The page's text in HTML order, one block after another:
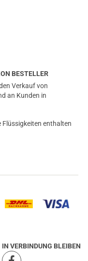
BESTELLER
Verkauf von
an Kunden in
enthalten
IN VERBINDUNG BLEIBEN